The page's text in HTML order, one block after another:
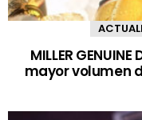
MILLER
mayor volumen